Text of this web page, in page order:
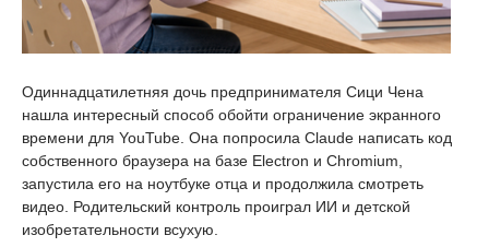
Одиннадцатилетняя дочь предпринимателя Сици Чена
нашла интересный способ обойти ограничение экранного
времени для YouTube. Она попросила Claude написать код
собственного браузера на базе Electron и Chromium,
запустила его на ноутбуке отца и продолжила смотреть
видео. Родительский контроль проиграл ИИ и детской
изобретательности всухую.